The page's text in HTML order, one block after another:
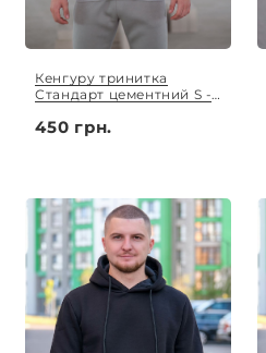
Кенгуру тринитка
Стандарт цементний S -
450 грн.